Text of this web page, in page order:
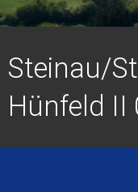
Steinau/
Hünfeld II